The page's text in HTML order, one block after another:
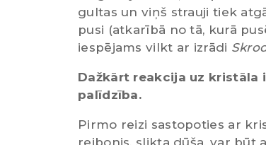
gultas un viņš strauji tiek
pusi (atkarībā no tā, kurā
iespējams vilkt ar izrādi
Dažkārt reakcija uz
palīdzība.
Pirmo reizi sastopoties ar